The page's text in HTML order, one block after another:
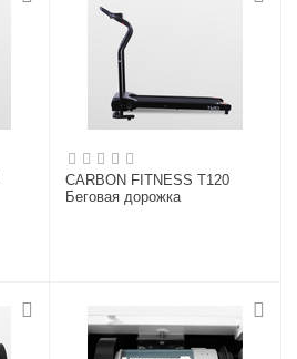
CARBON FITNESS T120
Беговая дорожка